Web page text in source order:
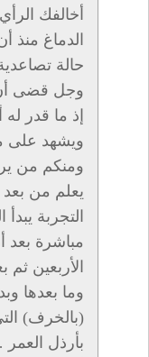
أخالفك
الدماغ منذ
حالة
وجل قضى أن
إذ ما قدر
ويشهد على
ومنكم من
يعلم من
التجربة
مباشرة بعد
الأربعين
وما بعدها
(بالخرف)
بأرذل